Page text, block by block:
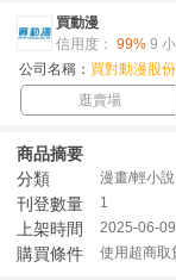
買動漫
信用度： 99% 9
公司名稱： 買對動漫股
逛賣場
商品摘要
分類
漫畫/輕小
刊登數量 1
上架時間 2025-06-
購買條件 使用超商